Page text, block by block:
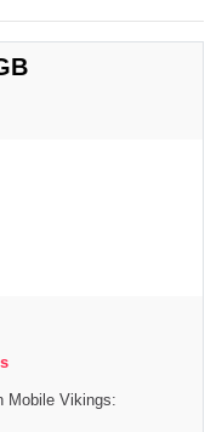
Mobile Vikings: